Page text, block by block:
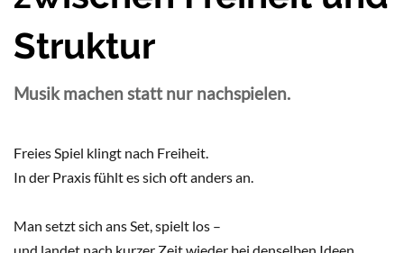
Struktur
Musik machen statt nur nachspielen.
Freies Spiel klingt nach Freiheit.
In der Praxis fühlt es sich oft anders an.
Man setzt sich ans Set, spielt los –